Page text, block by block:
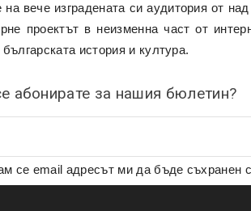
на вече изградената си аудитория от
проектът в неизменна част от
история и култура.
абонирате за нашия бюлетин?
се email адресът ми да бъде съхранен